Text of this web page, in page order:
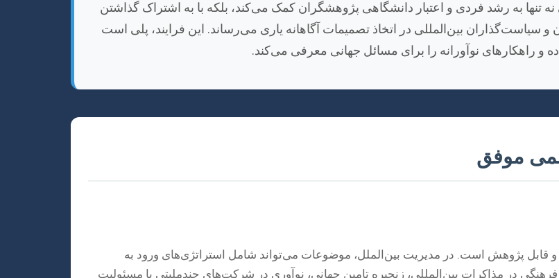
تنها به رشد فردی و اعتبار دانشگاهی پژوهشگران کمک می‌کند، بلکه با به اشتراک گذاشتن
سیاست‌گذاران بین‌المللی در اتخاذ تصمیمات آگاهانه یاری می‌رساند. این فرایند، پلی است
و راهکارهای نوآورانه را برای مسائل جهانی معرفی می‌کند.
موفق
قابل پژوهش است. در مدیریت بین‌الملل، موضوعات می‌تواند شامل استراتژی‌های ورود به
در مذاکرات بین‌المللی، زنجیره تامین جهانی، نوآوری در شرکت‌های چندملیتی یا مسئولیت